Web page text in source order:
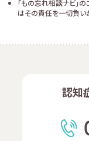
「もの忘れ相談ナビ」
はその責任を一切負い
認知